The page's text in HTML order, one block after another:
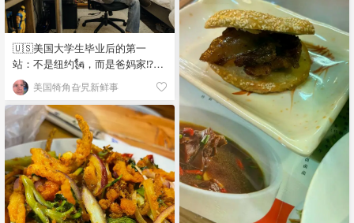
🇺🇸美国大学生毕业后的第一
站：不是纽约🗽，而是爸妈家⁉️😂
🏠
美国犄角旮旯新鲜事